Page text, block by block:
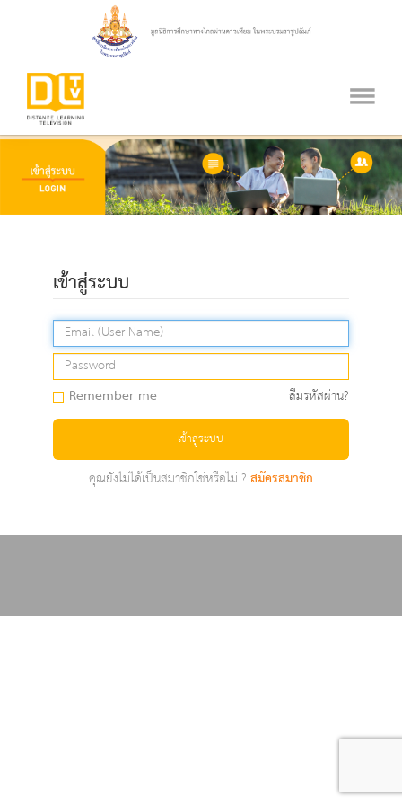
เข้าสู่ระบบ
Remember me ลืมรหัสผ่าน?
เข้าสู่ระบบ
คุณยังไม่ได้เป็นสมาชิกใช่หรือไม่ ?สมัครสมาชิก